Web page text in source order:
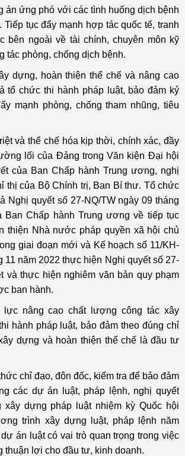
án ứng phó với các tình huống dịch bệnh
Tiếp tục đẩy mạnh hợp tác quốc tế, tranh
bên ngoài về tài chính, chuyên môn kỹ
tác phòng, chống dịch bệnh.
dựng, hoàn thiện thể chế và nâng cao
tổ chức thi hành pháp luật, bảo đảm kỷ
mạnh phòng, chống tham nhũng, tiêu
và thể chế hóa kịp thời, chính xác, đầy
lối của Đảng trong Văn kiện Đại hội
của Ban Chấp hành Trung ương, nghị
thị của Bộ Chính trị, Ban Bí thư. Tổ chức
Nghị quyết số 27-NQ/TW ngày 09 tháng
Ban Chấp hành Trung ương về tiếp tục
thiện Nhà nước pháp quyền xã hội chủ
giai đoạn mới và Kế hoạch số 11/KH-
11 năm 2022 thực hiện Nghị quyết số 27-
và thực hiện nghiêm văn bản quy phạm
ban hành.
lực nâng cao chất lượng công tác xây
hành pháp luật, bảo đảm theo đúng chỉ
dựng và hoàn thiện thể chế là đầu tư
chỉ đạo, đôn đốc, kiểm tra để bảo đảm
các dự án luật, pháp lệnh, nghị quyết
dựng pháp luật nhiệm kỳ Quốc hội
trình xây dựng luật, pháp lệnh năm
án luật có vai trò quan trọng trong việc
thuận lợi cho đầu tư, kinh doanh.